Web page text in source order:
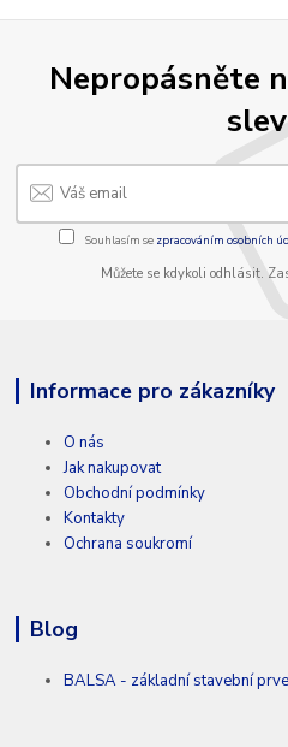
Nepropásněte
Souhlasím se zpracováním osobních
Můžete se kdykoli odhlásit.
Informace pro zákazníky
O nás
Jak nakupovat
Obchodní podmínky
Kontakty
Ochrana soukromí
Blog
BALSA - základní stavební